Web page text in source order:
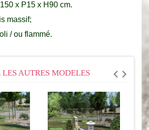
x P15 x H90 cm.
massif;
/ ou flammé.
AUTRES MODELES